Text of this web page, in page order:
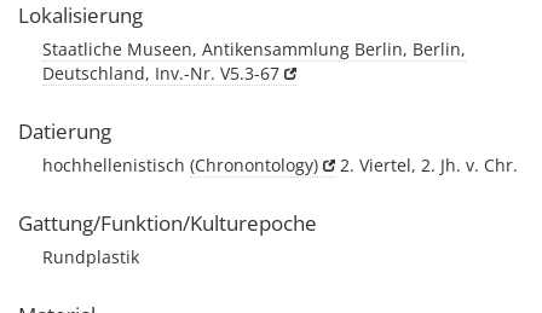
Lokalisierung
Staatliche Museen, Antikensammlung Berlin, Berlin,
Deutschland, Inv.-Nr. V5.3-67
Datierung
hochhellenistisch (Chronontology) 2. Viertel, 2. Jh. v. Chr.
Gattung/Funktion/Kulturepoche
Rundplastik